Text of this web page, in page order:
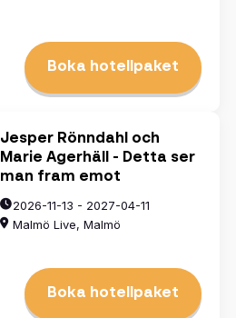
Boka hotellpaket
Jesper Rönndahl och
Marie Agerhäll - Detta ser
man fram emot
2026-11-13 - 2027-04-11
Malmö Live, Malmö
Boka hotellpaket